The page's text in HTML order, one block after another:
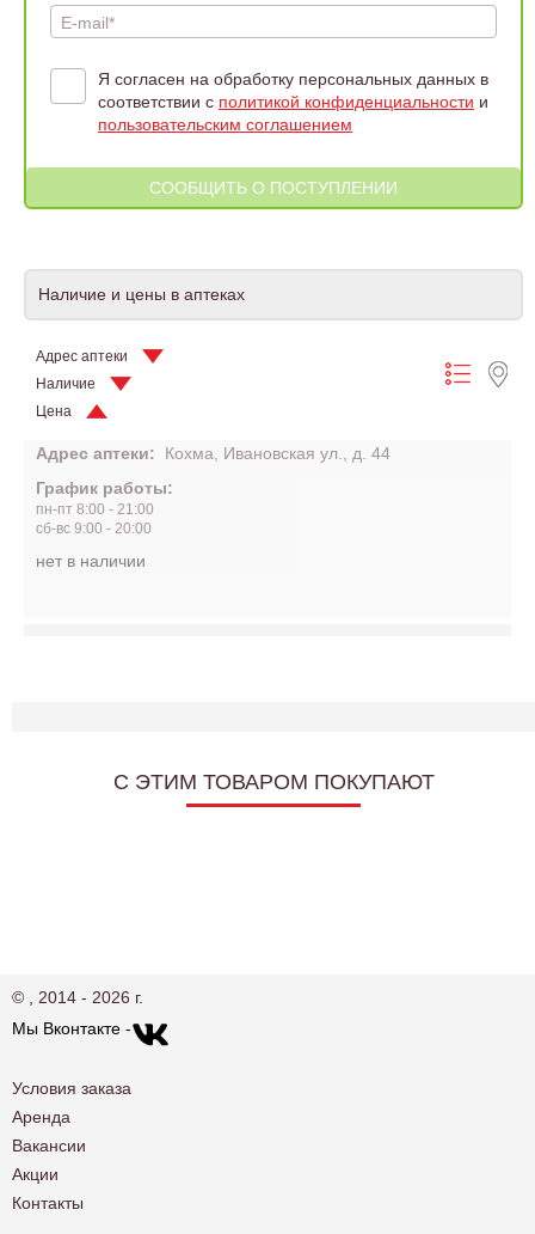
E-mail*
Я согласен на обработку персональных данных в
соответствии с политикой конфиденциальности и
пользовательским соглашением
Наличие и цены в аптеках
Адрес аптеки
Наличие
Цена
Адрес аптеки:
Кохма, Ивановская ул., д. 44
График работы:
пн-пт 8:00 - 21:00
сб-вс 9:00 - 20:00
нет в наличии
C ЭТИМ ТОВАРОМ ПОКУПАЮТ
© , 2014 - 2026 г.
Мы Вконтакте -
Условия заказа
Аренда
Вакансии
Акции
Контакты